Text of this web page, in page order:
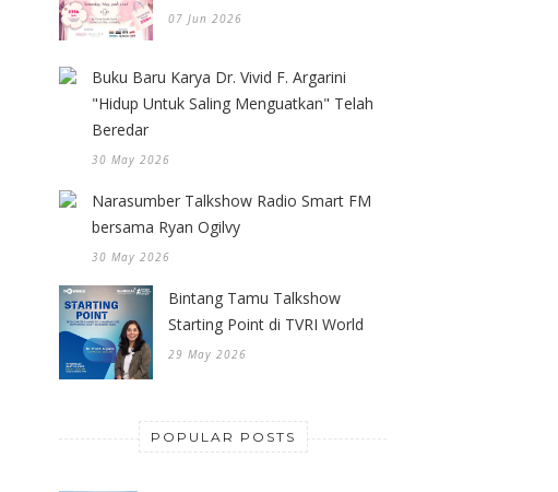
07 Jun 2026
Buku Baru Karya Dr. Vivid F. Argarini
"Hidup Untuk Saling Menguatkan" Telah
Beredar
30 May 2026
Narasumber Talkshow Radio Smart FM
bersama Ryan Ogilvy
30 May 2026
Bintang Tamu Talkshow
Starting Point di TVRI World
29 May 2026
POPULAR POSTS